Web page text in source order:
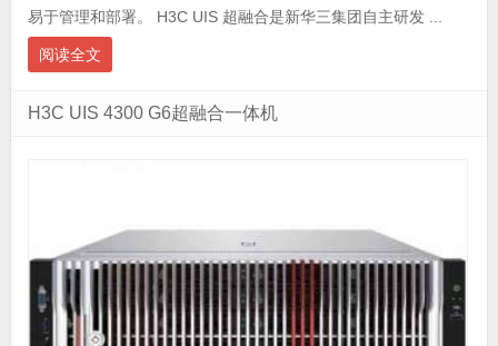
易于管理和部署。 H3C UIS 超融合是新华三集团自主研发 ...
阅读全文
H3C UIS 4300 G6超融合一体机